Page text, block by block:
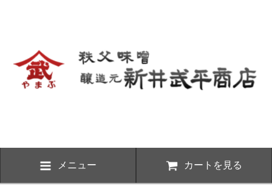
メニュー カートを見る